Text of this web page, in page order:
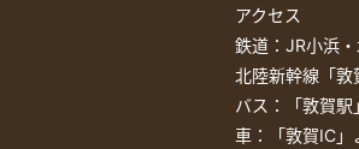
アクセス
鉄道：JR小浜
北陸新幹線「
バス：「敦賀
車：「敦賀IC」